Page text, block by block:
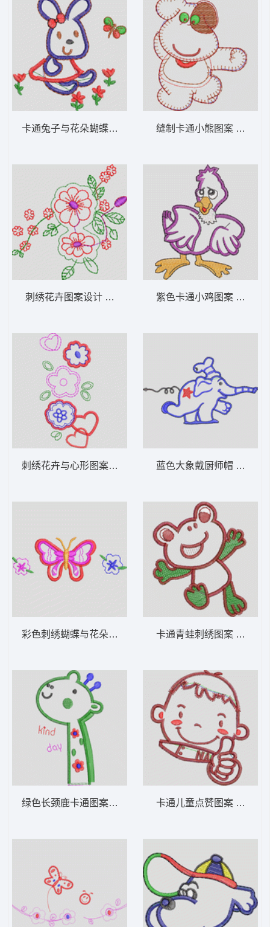
卡通兔子与花朵蝴蝶图案 卡通童装章标贴布
刺绣花卉图案设计 卡通童装章标贴布
刺绣花卉与心形图案设计 卡通童装章标贴布
彩色刺绣蝴蝶与花朵图案 卡通童装章标贴布
绿色长颈鹿卡通图案 卡通童装章标贴布
缝制卡通小熊
紫色卡通小鸡
蓝色大象戴厨
卡通青蛙刺绣
卡通儿童点赞